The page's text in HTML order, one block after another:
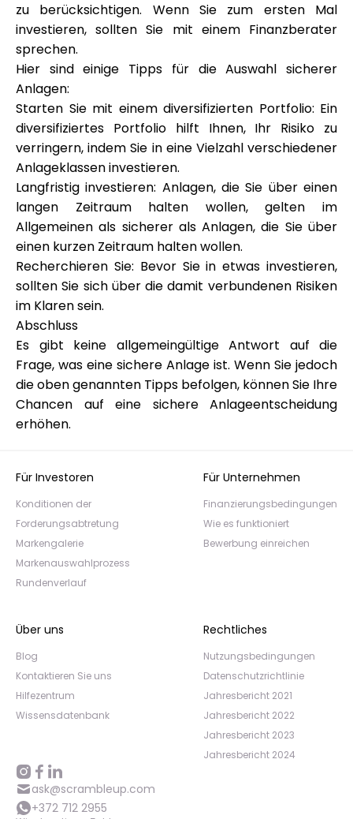
zu berücksichtigen. Wenn Sie zum ersten Mal
investieren, sollten Sie mit einem Finanzberater
sprechen.
Hier sind einige Tipps für die Auswahl sicherer
Anlagen:
Starten Sie mit einem diversifizierten Portfolio: Ein
diversifiziertes Portfolio hilft Ihnen, Ihr Risiko zu
verringern, indem Sie in eine Vielzahl verschiedener
Anlageklassen investieren.
Langfristig investieren: Anlagen, die Sie über einen
langen Zeitraum halten wollen, gelten im
Allgemeinen als sicherer als Anlagen, die Sie über
einen kurzen Zeitraum halten wollen.
Recherchieren Sie: Bevor Sie in etwas investieren,
sollten Sie sich über die damit verbundenen Risiken
im Klaren sein.
Abschluss
Es gibt keine allgemeingültige Antwort auf die
Frage, was eine sichere Anlage ist. Wenn Sie jedoch
die oben genannten Tipps befolgen, können Sie Ihre
Chancen auf eine sichere Anlageentscheidung
erhöhen.
Für Investoren
Konditionen der
Forderungsabtretung
Markengalerie
Markenauswahlprozess
Rundenverlauf
Für Unternehmen
Finanzierungsbedingungen
Wie es funktioniert
Bewerbung einreichen
Über uns
Blog
Kontaktieren Sie uns
Hilfezentrum
Wissensdatenbank
Rechtliches
Nutzungsbedingungen
Datenschutzrichtlinie
Jahresbericht 2021
Jahresbericht 2022
Jahresbericht 2023
Jahresbericht 2024
ask@scrambleup.com
+372 712 2955